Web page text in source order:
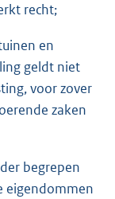
recht;
en
geldt niet
voor zover
zaken
begrepen
eigendommen